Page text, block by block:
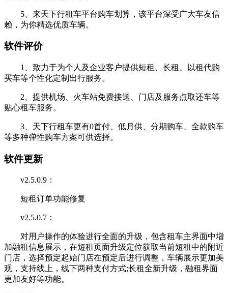
5、来天下行租车平台购车划算，该平台深受广大车友信
赖，为你精选优质车辆。
软件评价
1、致力于为个人及企业客户提供短租、长租、以租代购
买车等个性化定制出行服务。
2、提供机场、火车站免费接送、门店及服务点取还车等
贴心租车服务。
3、天下行租车更有0首付、低月供、分期购车、全款购车
等多种弹性购车方案可供选择。
软件更新
v2.5.0.9：
短租订单功能修复
v2.5.0.7：
对用户操作的体验进行全面的升级，包含租车主界面中增
加融租信息展示，在短租页面升级定位获取当前短租中的附近
门店，选择预定起始门店在预定后进行调整，车辆展示更加美
观，支持线上，线下两种支付方式;长租全新升级，融租界面
更加友好等功能。